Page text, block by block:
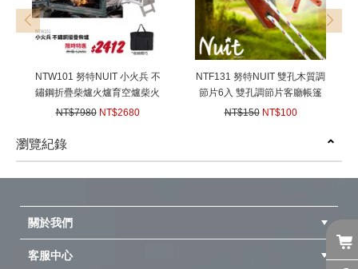
NTW101 努特NUIT 小火兵 不
鏽鋼折疊柴爐火爐育空爐柴火
爐暖爐炭火烤肉迷你柴爐材爐
NT$7980 NT$2680
NTF131 努特NUIT 雙孔木質調
節片6入 雙孔調節片客廳帳篷
營繩調節片天幕帳棚拉繩調節
NT$150 NT$100
prev next
瀏覽紀錄
prev
next
關於我們
客服中心